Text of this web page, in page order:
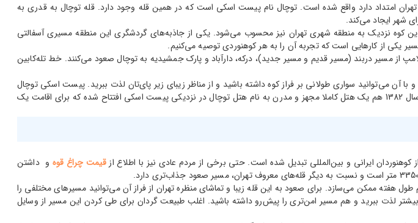
غرب استان تهران امتداد دارد واقع شده است. توچال نام پیست اسکی است که در همین قله وجود دارد. قله توچال به قدری به
شهر ایجاد می‌کند.
کوه نزدیک به منطقه شهری تهران نیز محسوب می‌شود. یکی از جاذبه‌های گردشگری این منطقه مسیری آسفالتی
یکی از کارهایی است که تجربه آن را به هر کوهنوردی توصیه می‌کنیم.
از مسیر دربند (مسیر قدیم و مسیر جدید)، درکه، دارآباد و پارک جمشیدیه به توچال صعود می‌کنند. خط تله‌کابین
محسوب شده و با آن می‌توانید سواری طولانی بر فراز کوه داشته باشید و از مناظر زیبای زیر پای‌تان لذت ببرید. پیست اسکی توچال
نیز یکی دیگر از جاذبه‌های محبوب کوه توچال است که پاییز و زمستان هر سال پذیرای اسکی‌بازان زیادی است. از سال 1382 هم یک هتل کاملا مجهز و مدرن به نام هتل توچال در نزدیکی پیست اسکی افتتاح شده که برای اقامت یک
ایرانی و بین‌المللی تبدیل شده است. حتی برخی از مردم عادی نیز با اطلاع ازقیمت چراغ قوه و داشتن
هفته ممکن می‌سازد. برای صعود به این قله زیبا و تماشای منظره تهران از فراز آن می‌توانید مسیرهای مختلفی را
لذت ببرید و هم مسیر امن‌تری را پیش‌رو داشته باشید. اغلب طبیعت گردان برای طی کردن این مسیر از وسایل